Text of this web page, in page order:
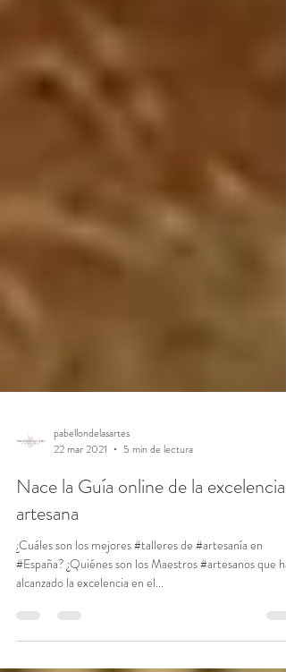
pabellondelasartes
22 mar 2021
Nace la Guía online de la excelencia
artesana
¿Cuáles son los mejores #talleres de #artesanía en
alcanzado la excelencia en el...